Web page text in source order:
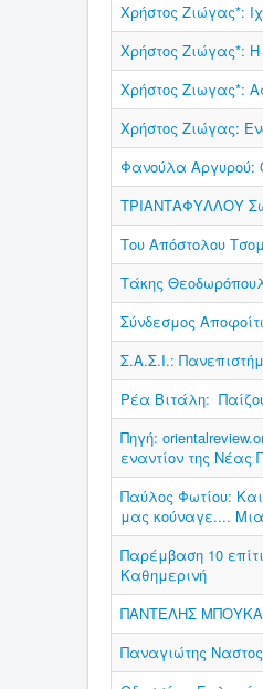
Χρήστος Ζιώγας*:
Χρήστος Ζιώγας*: Η
Χρήστος Ζιωγας*:
Χρήστος Ζιώγας:
Φανούλα Αργυρού:
ΤΡΙΑΝΤΑΦΥΛΛΟΥ
Του Απόστολου
Τάκης
Σύνδεσμος
Σ.Α.Σ.Ι.:
Ρέα Βιτάλη:
Πηγή:
εναντίον της
Παύλος Φωτίου:
μας κούναγε....
Παρέμβαση 10
Καθημερινή
ΠΑΝΤΕΛΗΣ
Παναγιώτης